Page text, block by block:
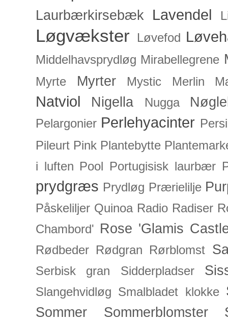
Laurbærkirsebæk Lavendel
Løgvækster Løvefod
Middelhavsprydløg Mirabellegrene
Myrte Myrter Mystic Merlin
Natviol Nigella Nugga
Pelargonier Perlehyacinter
Pileurt Pink Plantebytte
i luften
Pool Portugisisk laurbær
prydgræs Prydløg Prærielilje
Påskeliljer Quinoa Radio Radiser
Chambord' Rose 'Glamis
Rødbeder Rødgran Rørblomst
Serbisk gran Sidderpladser
Slangehvidløg Smalbladet klokke
Sommer Sommerblomster